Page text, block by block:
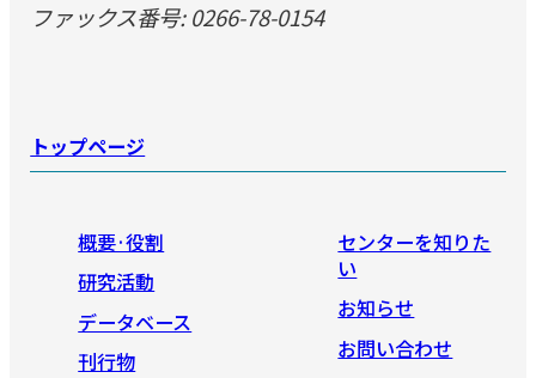
ファックス番号: 0266-78-0154
トップページ
概要·役割
研究活動
データベース
刊行物
センターを知りた
い
お知らせ
お問い合わせ